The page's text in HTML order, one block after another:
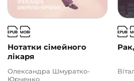
Нотатки сімейного
лікаря
Олександра Шмуратко-
Юрченко